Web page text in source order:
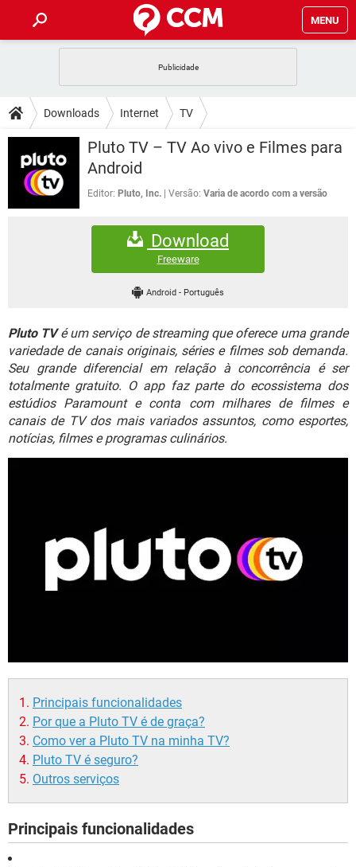
MENU
CELULAR FACEBOOK
EXCEL
INSTAGRAM
GUIA DE COMPRAS
DICAS
JOGOS WHATSAPP
CELULAR
OUTLOOK
JOGOS
CELULAR FACEBOOK
EXCEL
GMAIL
FÓRUM
FACEBOOK
EXCEL
GMAIL
WHATSAPP
INSTAGRAM GMAIL
GUIA DE COMPRAS
Downloads Internet TV
Pluto TV – TV Ao vivo e Filmes para
Android
Editor: Pluto, Inc. Versão: Varia de acordo com a versão
Download
Freeware
Android - Português
Pluto TVé um serviço de streaming que oferece uma grande
variedade de canais originais, séries e filmes sob demanda.
Seu grande diferencial em relação à concorrência é ser
totalmente gratuito. O app faz parte do ecossistema dos
estúdios Paramount e conta com milhares de filmes e
canais de TV dos mais variados assuntos, como esportes,
notícias, filmes e programas culinários.
Principais funcionalidades
Por que a Pluto TV é de graça?
Como ver a Pluto TV na minha TV?
Pluto TV é seguro?
Outros serviços
Principais funcionalidades